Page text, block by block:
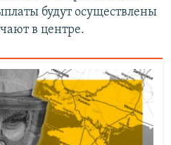
будут осуществлены
в центре.